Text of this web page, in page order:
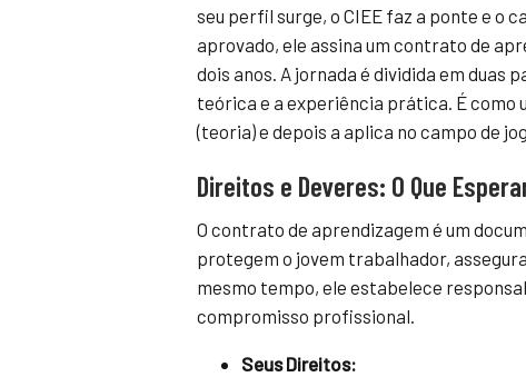
seu perfil surge, o CIEE faz a ponte e o
aprovado, ele assina um contrato de
dois anos. A jornada é dividida em
teórica e a experiência prática. É como
(teoria) e depois a aplica no campo de
Direitos e Deveres: O Que
O contrato de aprendizagem é um
protegem o jovem trabalhador,
mesmo tempo, ele estabelece
compromisso profissional.
Seus Direitos: